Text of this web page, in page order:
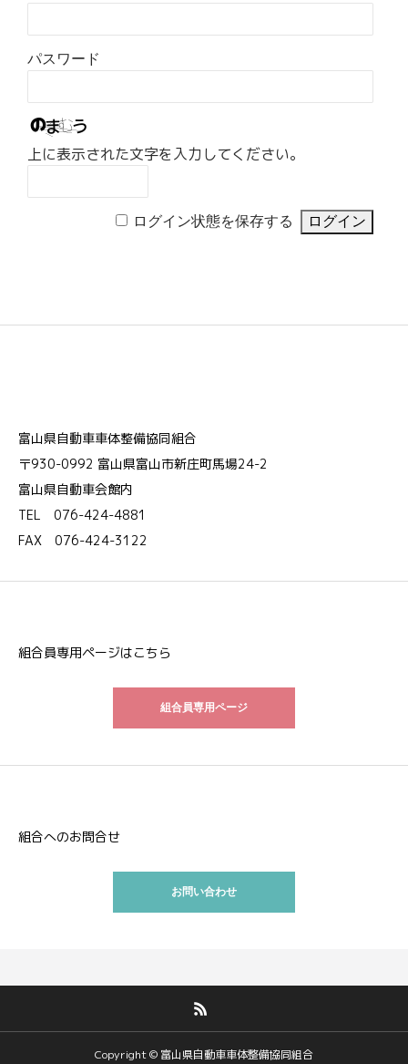
パスワード
上に表示された文字を入力してください。
ログイン状態を保存する
富山県自動車車体整備協同組合
〒930-0992 富山県富山市新庄町馬場24-2
富山県自動車会館内
TEL 076-424-4881
FAX 076-424-3122
組合員専用ページはこちら
組合員専用ページ
組合へのお問合せ
お問い合わせ
Copyright © 富山県自動車車体整備協同組合